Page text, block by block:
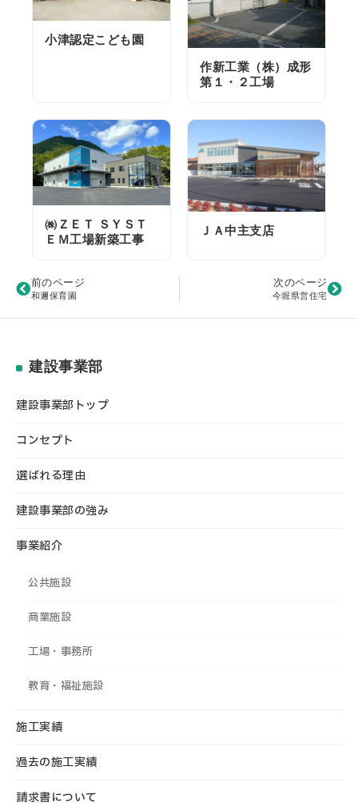
小津認定こども園
作新工業（株）成形
第１・２工場
㈱ＺＥＴ ＳＹＳＴ
ＥＭ工場新築工事
ＪＡ中主支店
前のページ
和邇保育園
次のページ
今堀県営住宅
建設事業部
建設事業部トップ
コンセプト
選ばれる理由
建設事業部の強み
事業紹介
公共施設
商業施設
工場・事務所
教育・福祉施設
施工実績
過去の施工実績
請求書について